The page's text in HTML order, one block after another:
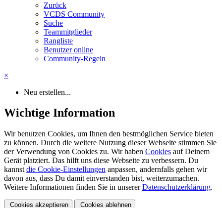
Zurück
VCDS Community
Suche
Teammitglieder
Rangliste
Benutzer online
Community-Regeln
×
Neu erstellen...
Wichtige Information
Wir benutzen Cookies, um Ihnen den bestmöglichen Service bieten
zu können. Durch die weitere Nutzung dieser Webseite stimmen Sie
der Verwendung von Cookies zu. Wir haben Cookies auf Deinem
Gerät platziert. Das hilft uns diese Webseite zu verbessern. Du
kannst die Cookie-Einstellungen anpassen, andernfalls gehen wir
davon aus, dass Du damit einverstanden bist, weiterzumachen.
Weitere Informationen finden Sie in unsererDatenschutzerklärung.
Cookies akzeptieren Cookies ablehnen